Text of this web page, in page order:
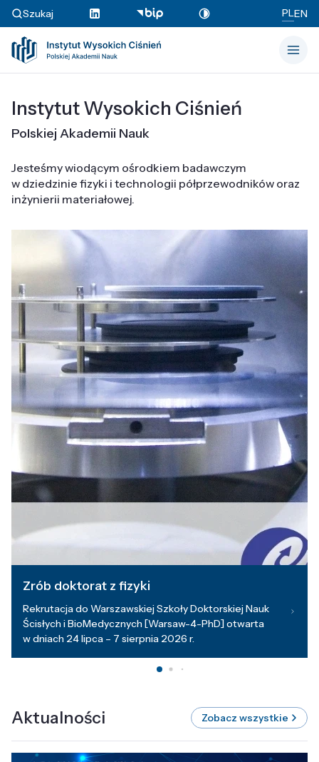
Szukaj PLEN
Instytut Wysokich Ciśnień
Polskiej Akademii Nauk
Jesteśmy wiodącym ośrodkiem badawczym
w dziedzinie fizyki i technologii półprzewodników oraz
inżynierii materiałowej.
Zrób doktorat z fizyki
Rekrutacja do Warszawskiej Szkoły Doktorskiej Nauk
Ścisłych i BioMedycznych [Warsaw-4-PhD] otwarta
w dniach 24 lipca – 7 sierpnia 2026 r.
Aktualności Zobacz wszystkie